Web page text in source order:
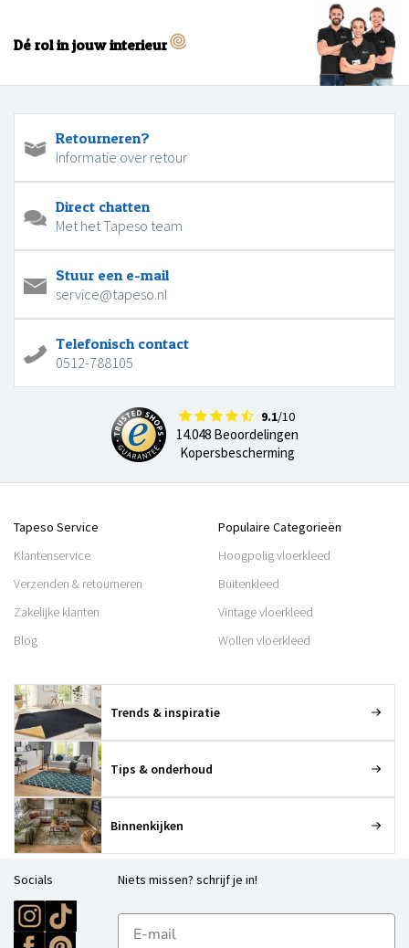
Dé rol in jouw interieur
Retourneren?
Informatie over retour
Direct chatten
Met het Tapeso team
Stuur een e-mail
service@tapeso.nl
Telefonisch contact
0512-788105
9.1/10
14.048 Beoordelingen
Kopersbescherming
Tapeso Service
Klantenservice
Verzenden & retourneren
Zakelijke klanten
Blog
Populaire Categorieën
Hoogpolig vloerkleed
Buitenkleed
Vintage vloerkleed
Wollen vloerkleed
Trends & inspiratie
Tips & onderhoud
Binnenkijken
Socials Niets missen? schrijf je in!
E-mailadres